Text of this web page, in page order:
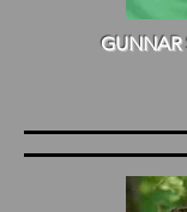
GUNNAR